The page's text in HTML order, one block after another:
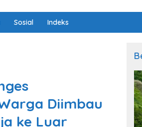
Sosial Indeks
Diimbau
ke Luar